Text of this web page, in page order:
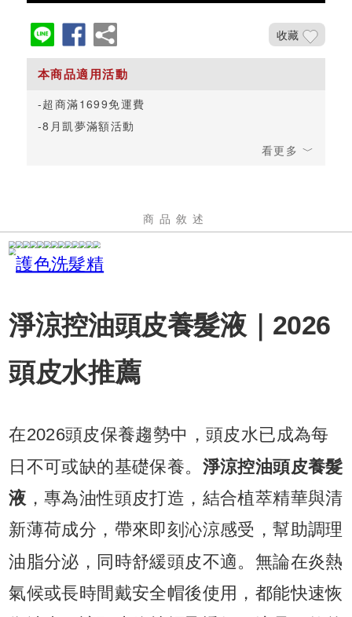
收藏
超商滿1699免運費
8月凱夢滿額活動
商品敘述